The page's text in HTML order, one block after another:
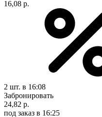
16,08 р.
2 шт. в 16:08
Забронировать
24,82 р.
под заказ в 16:25